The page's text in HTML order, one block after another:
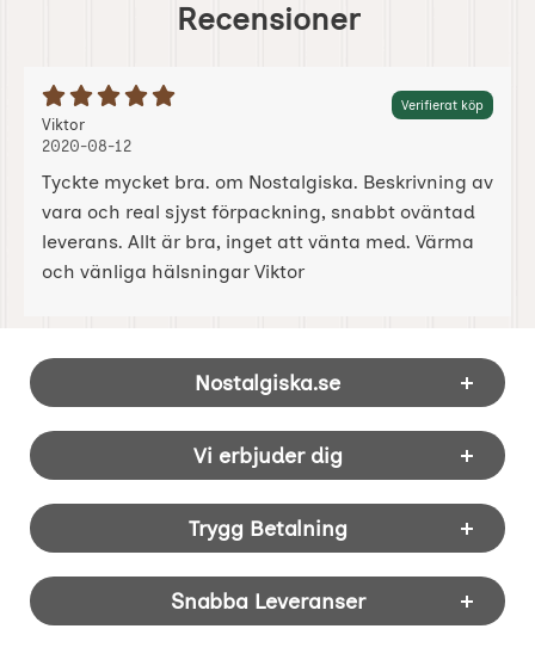
Recensioner
Betyg: 5 Stjärnor av 5 Verifierat köp
Recension av:
Viktor, 2020-08-12
, 2020-08-12
2020-08-12
Tyckte mycket bra. om Nostalgiska. Beskrivning av
vara och real sjyst förpackning, snabbt oväntad
leverans. Allt är bra, inget att vänta med. Värma
och vänliga hälsningar Viktor
Sidfot Blandad info och länkar
Nostalgiska.se
Vi erbjuder dig
Trygg Betalning
Snabba Leveranser